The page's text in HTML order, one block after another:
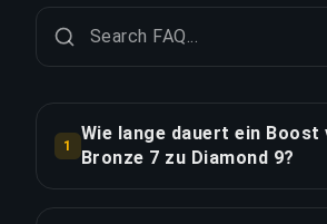
1
Wie lange dauert ein Boost
Bronze 7 zu Diamond 9?